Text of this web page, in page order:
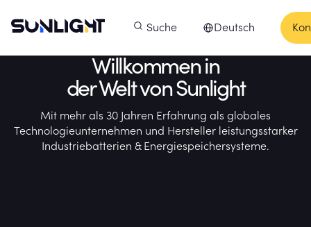
Sunlight Group
Hauptmenü
Produkte Unsere Unternehmen
Suche
Sprache auswählen
Deutsch
Willkommen in
der Welt von Sunlight
Mit mehr als 30 Jahren Erfahrung als globales
Technologieunternehmen und Hersteller leistungsstarker
Industriebatterien & Energiespeichersysteme.
Unsere Unternehmen